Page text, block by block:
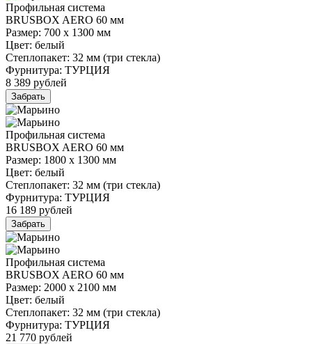
Профильная система
BRUSBOX AERO 60 мм
Размер: 700 х 1300 мм
Цвет: белый
Степлопакет: 32 мм (три стекла)
Фурнитура: ТУРЦИЯ
8 389 рублей
Забрать
Профильная система
BRUSBOX AERO 60 мм
Размер: 1800 х 1300 мм
Цвет: белый
Степлопакет: 32 мм (три стекла)
Фурнитура: ТУРЦИЯ
16 189 рублей
Забрать
Профильная система
BRUSBOX AERO 60 мм
Размер: 2000 х 2100 мм
Цвет: белый
Степлопакет: 32 мм (три стекла)
Фурнитура: ТУРЦИЯ
21 770 рублей